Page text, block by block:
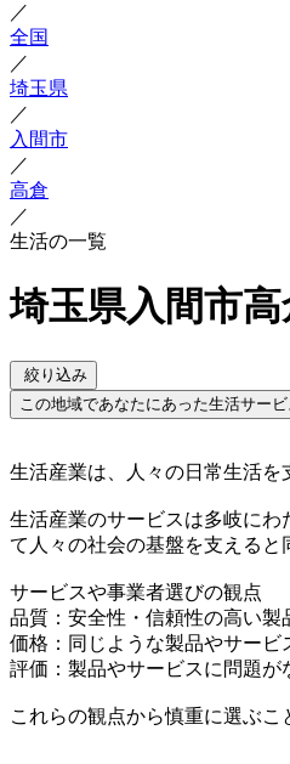
／
全国
／
埼玉県
／
入間市
／
高倉
／
生活の一覧
埼玉県入間市
絞り込み
この地域であなたにあった生活サー
生活産業は、人々の日常生活を
生活産業のサービスは多岐に
て人々の社会の基盤を支えると
サービスや事業者選びの観点
品質：安全性・信頼性の高い
価格：同じような製品やサー
評価：製品やサービスに問題
これらの観点から慎重に選ぶこ